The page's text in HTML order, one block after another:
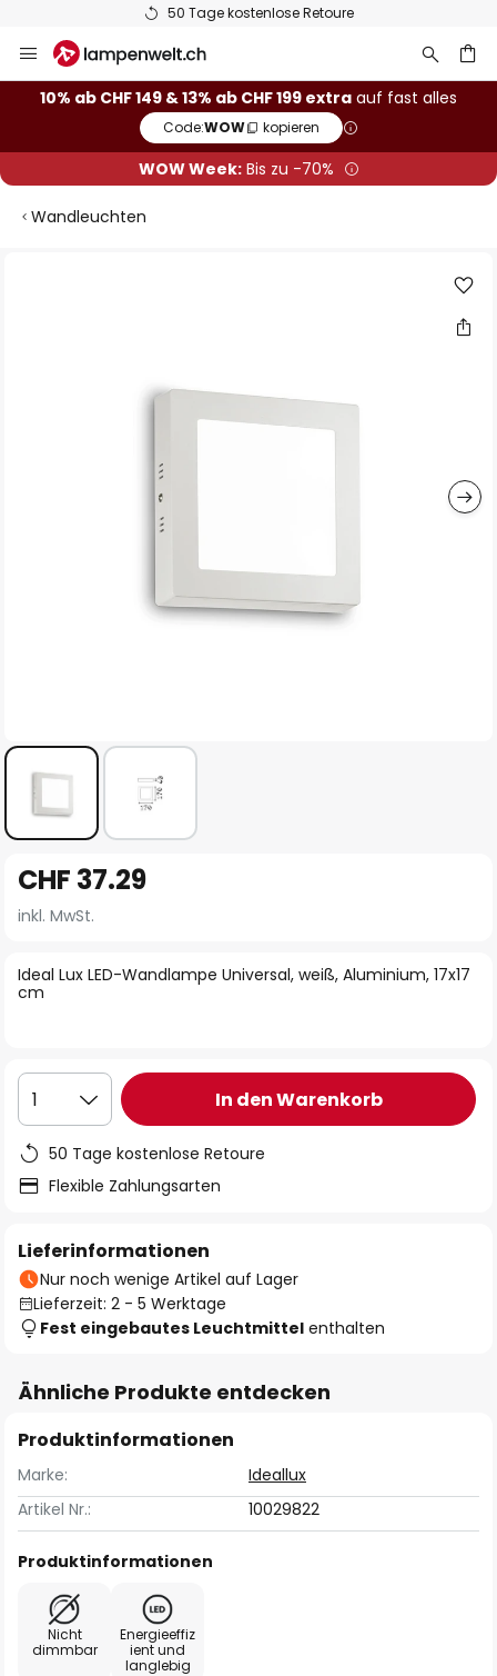
50 Tage kostenlose Retoure
Inhalt
springen
10% ab CHF 149 & 13% ab CHF 199 extra auf fast alles
Code:WOW kopieren
WOW Week:Bis zu -70%
Wandleuchten
Anfang
der
springen
Ideal Lux LED-Wandlampe Universal, weiß, Aluminium, 17x17
cm
CHF 37.29
inkl. MwSt.
1 In den Warenkorb
50 Tage kostenlose Retoure
Flexible Zahlungsarten
Lieferinformationen
Nur noch wenige Artikel auf Lager
Lieferzeit: 2 - 5 Werktage
Fest eingebautes Leuchtmittel enthalten
Ähnliche Produkte entdecken
Produktinformationen
Marke:
Ideallux
Artikel Nr.:
10029822
Produktinformationen
Nicht
dimmbar
Energieeffiz
ient und
langlebig